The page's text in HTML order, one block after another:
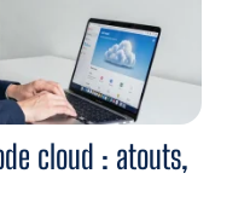
cloud : atouts,